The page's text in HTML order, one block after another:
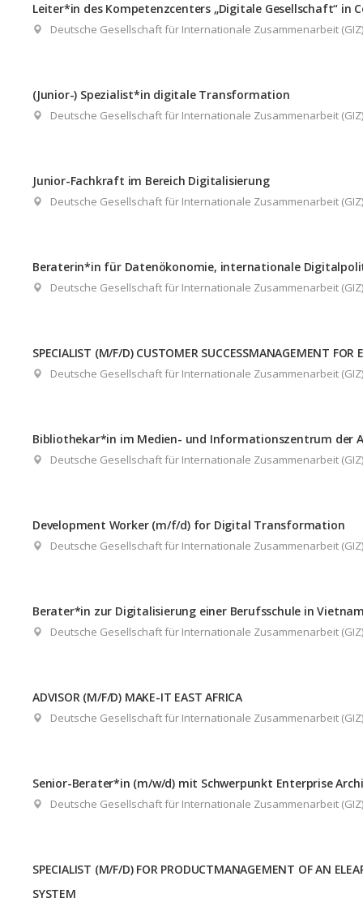
Leiter*in des Kompetenzcenters „Digitale Gesellschaft“ in
Deutsche Gesellschaft für Internationale Zusammenarbeit
(Junior-) Spezialist*in digitale Transformation
Deutsche Gesellschaft für Internationale Zusammenarbeit
Junior-Fachkraft im Bereich Digitalisierung
Deutsche Gesellschaft für Internationale Zusammenarbeit
Beraterin*in für Datenökonomie, internationale
Deutsche Gesellschaft für Internationale Zusammenarbeit
SPECIALIST (M/F/D) CUSTOMER SUCCESSMANAGEMENT FOR
Deutsche Gesellschaft für Internationale Zusammenarbeit
Bibliothekar*in im Medien- und Informationszentrum der
Deutsche Gesellschaft für Internationale Zusammenarbeit
Development Worker (m/f/d) for Digital Transformation
Deutsche Gesellschaft für Internationale Zusammenarbeit
Berater*in zur Digitalisierung einer Berufsschule in
Deutsche Gesellschaft für Internationale Zusammenarbeit
ADVISOR (M/F/D) MAKE-IT EAST AFRICA
Deutsche Gesellschaft für Internationale Zusammenarbeit
Senior-Berater*in (m/w/d) mit Schwerpunkt Enterprise
Deutsche Gesellschaft für Internationale Zusammenarbeit
SPECIALIST (M/F/D) FOR PRODUCTMANAGEMENT OF AN
SYSTEM